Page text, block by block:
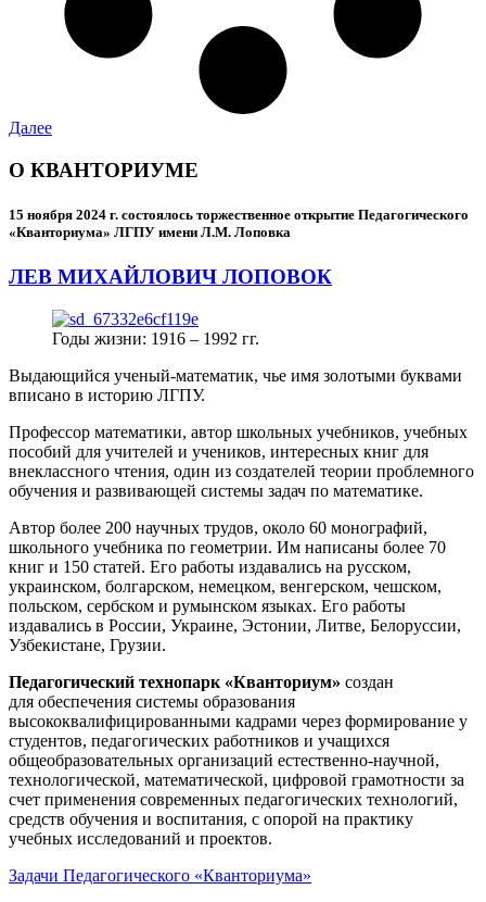
Далее
О КВАНТОРИУМЕ
15 ноября 2024 г. состоялось торжественное открытие Педагогического
«Кванториума» ЛГПУ имени Л.М. Лоповка
ЛЕВ МИХАЙЛОВИЧ ЛОПОВОК
Годы жизни: 1916 – 1992 гг.
Выдающийся ученый-математик, чье имя золотыми буквами
вписано в историю ЛГПУ.
Профессор математики, автор школьных учебников, учебных
пособий для учителей и учеников, интересных книг для
внеклассного чтения, один из создателей теории проблемного
обучения и развивающей системы задач по математике.
Автор более 200 научных трудов, около 60 монографий,
школьного учебника по геометрии. Им написаны более 70
книг и 150 статей. Его работы издавались на русском,
украинском, болгарском, немецком, венгерском, чешском,
польском, сербском и румынском языках. Его работы
издавались в России, Украине, Эстонии, Литве, Белоруссии,
Узбекистане, Грузии.
Педагогический технопарк «Кванториум» создан
для обеспечения системы образования
высококвалифицированными кадрами через формирование у
студентов, педагогических работников и учащихся
общеобразовательных организаций естественно-научной,
технологической, математической, цифровой грамотности за
счет применения современных педагогических технологий,
средств обучения и воспитания, с опорой на практику
учебных исследований и проектов.
Задачи Педагогического «Кванториума»